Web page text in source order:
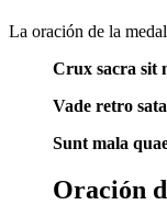
La oración de la
Crux sacra sit
Vade retro
Sunt mala
Oración